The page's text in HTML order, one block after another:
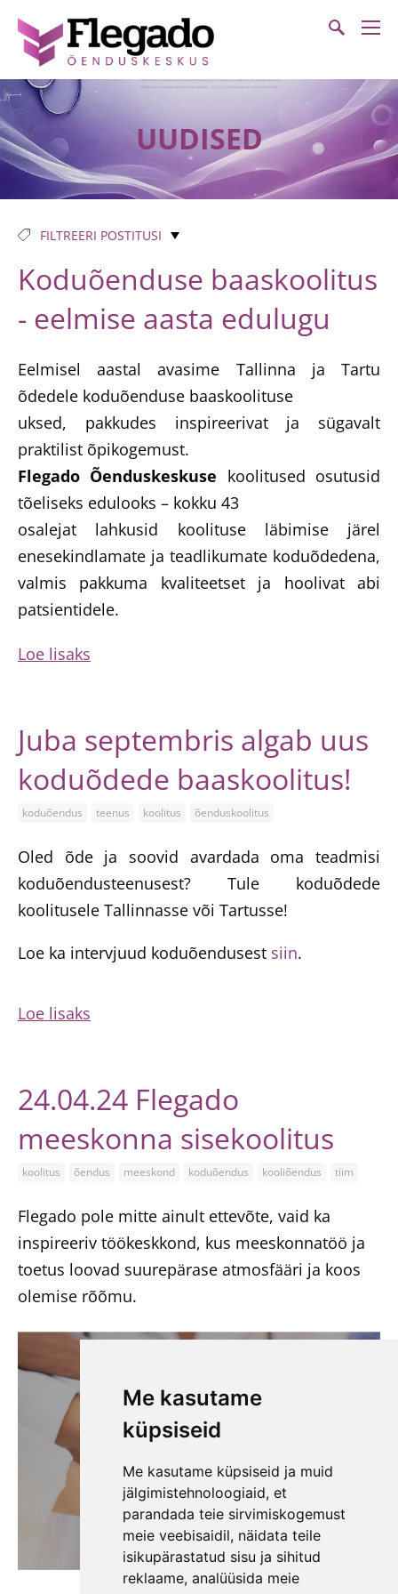
Me kasutame
küpsiseid
Me kasutame küpsiseid ja muid
jälgimistehnoloogiaid, et
parandada teie sirvimiskogemust
meie veebisaidil, näidata teile
isikupärastatud sisu ja sihitud
reklaame, analüüsida meie
UUDISED
FILTREERI POSTITUSI
Koduõenduse baaskoolitus
- eelmise aasta edulugu
Eelmisel aastal avasime Tallinna ja Tartu
õdedele koduõenduse baaskoolituse
uksed, pakkudes inspireerivat ja sügavalt
praktilist õpikogemust.
Flegado Õenduskeskuse koolitused osutusid
tõeliseks edulooks – kokku 43
osalejat lahkusid koolituse läbimise järel
enesekindlamate ja teadlikumate koduõdedena,
valmis pakkuma kvaliteetset ja hoolivat abi
patsientidele.
Loe lisaks
Juba septembris algab uus
koduõdede baaskoolitus!
koduõendus teenus koolitus õenduskoolitus
Oled õde ja soovid avardada oma teadmisi
koduõendusteenusest? Tule koduõdede
koolitusele Tallinnasse või Tartusse!
Loe ka intervjuud koduõendusest siin.
Loe lisaks
24.04.24 Flegado
meeskonna sisekoolitus
koolitus õendus meeskond koduõendus kooliõendus tiim
Flegado pole mitte ainult ettevõte, vaid ka
inspireeriv töökeskkond, kus meeskonnatöö ja
toetus loovad suurepärase atmosfääri ja koos
olemise rõõmu.